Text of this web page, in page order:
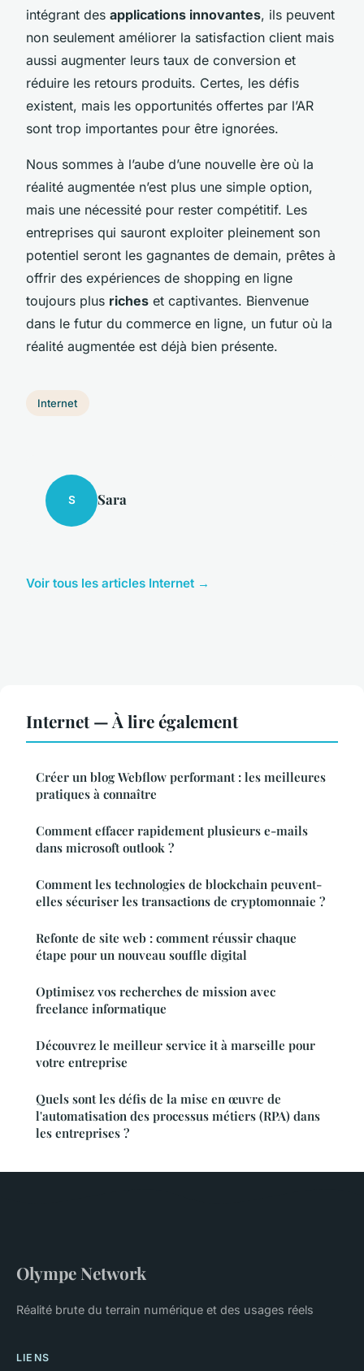
intégrant des applications innovantes, ils peuvent
non seulement améliorer la satisfaction client mais
aussi augmenter leurs taux de conversion et
réduire les retours produits. Certes, les défis
existent, mais les opportunités offertes par l’AR
sont trop importantes pour être ignorées.
Nous sommes à l’aube d’une nouvelle ère où la
réalité augmentée n’est plus une simple option,
mais une nécessité pour rester compétitif. Les
entreprises qui sauront exploiter pleinement son
potentiel seront les gagnantes de demain, prêtes à
offrir des expériences de shopping en ligne
toujours plus riches et captivantes. Bienvenue
dans le futur du commerce en ligne, un futur où la
réalité augmentée est déjà bien présente.
Internet
S Sara
Voir tous les articles Internet →
Internet — À lire également
Créer un blog Webflow performant : les meilleures
pratiques à connaître
Comment effacer rapidement plusieurs e-mails
dans microsoft outlook ?
Comment les technologies de blockchain peuvent-
elles sécuriser les transactions de cryptomonnaie ?
Refonte de site web : comment réussir chaque
étape pour un nouveau souffle digital
Optimisez vos recherches de mission avec
freelance informatique
Découvrez le meilleur service it à marseille pour
votre entreprise
Quels sont les défis de la mise en œuvre de
l'automatisation des processus métiers (RPA) dans
les entreprises ?
Olympe Network
Réalité brute du terrain numérique et des usages réels
LIENS